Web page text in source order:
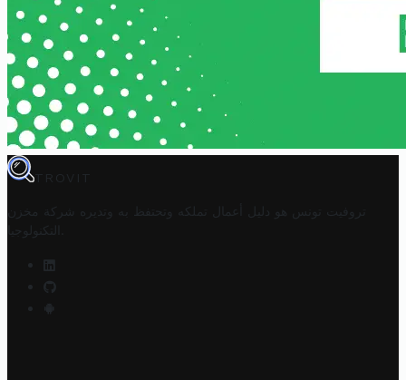
TROVIT
تروفيت تونس هو دليل أعمال تملكه وتحتفظ به وتديره
شركة مخزن
التكنولوجيا